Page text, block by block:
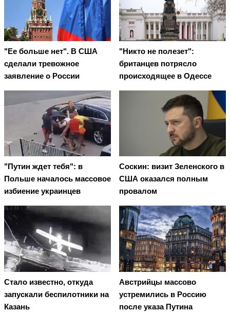
"Ее больше нет". В США
сделали тревожное
заявление о России
"Никто не полезет":
британцев потрясло
происходящее в Одессе
"Путин ждет тебя": в
Польше началось массовое
избиение украинцев
Соскин: визит Зеленского в
США оказался полным
провалом
Стало известно, откуда
запускали беспилотники на
Казань
Австрийцы массово
устремились в Россию
после указа Путина